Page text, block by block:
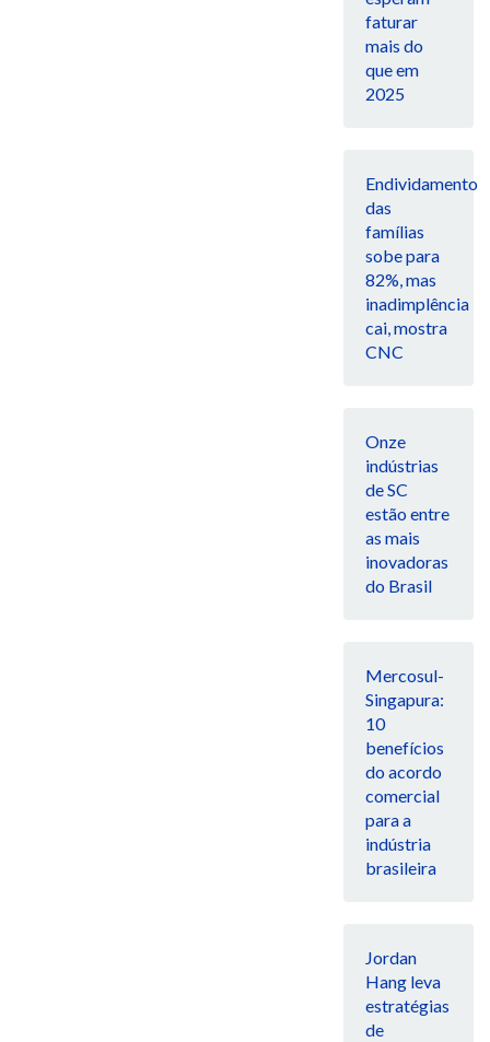
faturar
mais do
que em
2025
Endividamento
das
famílias
sobe para
82%, mas
inadimplência
cai, mostra
CNC
Onze
indústrias
de SC
estão entre
as mais
inovadoras
do Brasil
Mercosul-
Singapura:
10
benefícios
do acordo
comercial
para a
indústria
brasileira
Jordan
Hang leva
estratégias
de